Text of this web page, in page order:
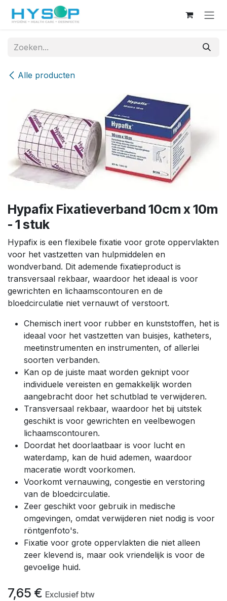
Overslaan naar inhoud
Alle producten
Hypafix Fixatieverband 10cm x 10m
- 1 stuk
Hypafix is een flexibele fixatie voor grote oppervlakten
voor het vastzetten van hulpmiddelen en
wondverband. Dit ademende fixatieproduct is
transversaal rekbaar, waardoor het ideaal is voor
gewrichten en lichaamscontouren en de
bloedcirculatie niet vernauwt of verstoort.
Chemisch inert voor rubber en kunststoffen, het is
ideaal voor het vastzetten van buisjes, katheters,
meetinstrumenten en instrumenten, of allerlei
soorten verbanden.
Kan op de juiste maat worden geknipt voor
individuele vereisten en gemakkelijk worden
aangebracht door het schutblad te verwijderen.
Transversaal rekbaar, waardoor het bij uitstek
geschikt is voor gewrichten en veelbewogen
lichaamscontouren.
Doordat het doorlaatbaar is voor lucht en
waterdamp, kan de huid ademen, waardoor
maceratie wordt voorkomen.
Voorkomt vernauwing, congestie en verstoring
van de bloedcirculatie.
Zeer geschikt voor gebruik in medische
omgevingen, omdat verwijderen niet nodig is voor
röntgenfoto's.
Fixatie voor grote oppervlakten die niet alleen
zeer klevend is, maar ook vriendelijk is voor de
gevoelige huid.
7,65 € Exclusief btw